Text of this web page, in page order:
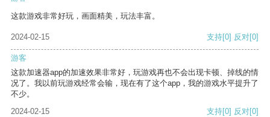
这款游戏非常好玩，画面精美，玩法丰富。
2024-02-15 支持[0] 反对[0]
游客
这款加速器app的加速效果非常好，玩游戏再也不会出现卡顿、掉线的情
况了。我以前玩游戏经常会输，现在有了这个app，我的游戏水平提升了
不少。
2024-02-15
支持[0] 反对[0]